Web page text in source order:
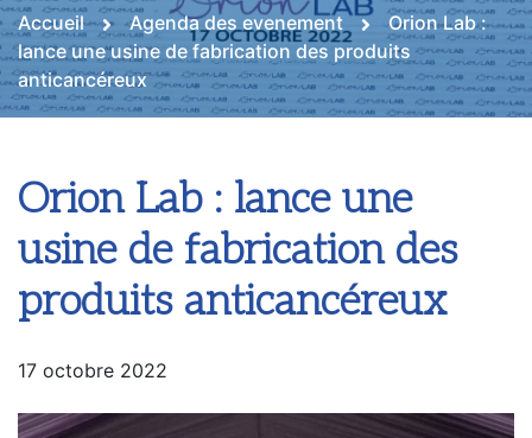
Accueil Agenda des evenement
Orion Lab :
lance une usine de fabrication des produits
anticancéreux
Orion Lab : lance une
usine de fabrication des
produits anticancéreux
17 octobre 2022